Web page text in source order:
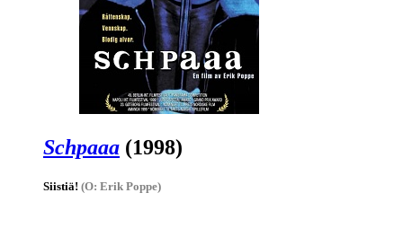
Schpaaa (1998)
Siistiä! (O: Erik Poppe)